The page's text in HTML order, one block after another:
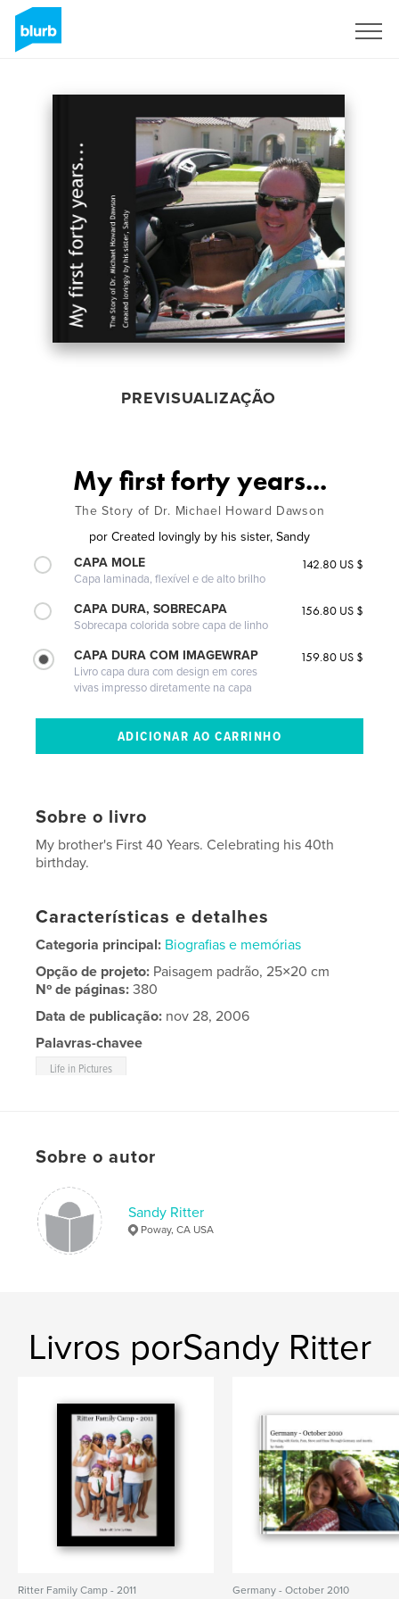
PREVISUALIZAÇÃO
My first forty years...
The Story of Dr. Michael Howard Dawson
por Created lovingly by his sister, Sandy
CAPA MOLE
Capa laminada, flexível e de alto brilho
142.80 US $
CAPA DURA, SOBRECAPA
Sobrecapa colorida sobre capa de linho
156.80 US $
CAPA DURA COM IMAGEWRAP
Livro capa dura com design em cores
vivas impresso diretamente na capa
159.80 US $
Sobre o livro
My brother's First 40 Years. Celebrating his 40th
birthday.
Características e detalhes
Categoria principal: Biografias e memórias
Opção de projeto: Paisagem padrão, 25×20 cm
Nº de páginas:380
Data de publicação: nov 28, 2006
Palavras-chavee
Life in Pictures
Sobre o autor
Sandy Ritter
Poway, CA USA
Livros porSandy Ritter
Ritter Family Camp - 2011
Germany - October 2010